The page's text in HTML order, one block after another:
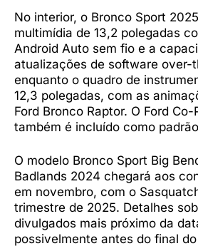
No interior, o Bronco Sport
multimídia de 13,2 polegadas
Android Auto sem fio e a
atualizações de software over-
enquanto o quadro de
12,3 polegadas, com as
Ford Bronco Raptor. O Ford
também é incluído como
O modelo Bronco Sport Big
Badlands 2024 chegará aos
em novembro, com o
trimestre de 2025. Detalhes
divulgados mais próximo da
possivelmente antes do final